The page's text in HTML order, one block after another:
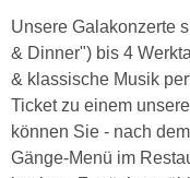
Unsere Galakonzerte
& Dinner") bis 4
& klassische Musik
Ticket zu einem
können Sie - nach
Gänge-Menü im